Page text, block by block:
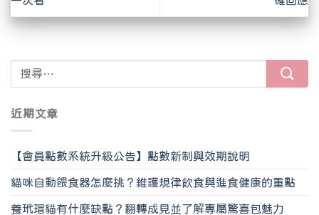
近期文章
【會員點數系統升級公告】點數新制與效期說明
貓咪自動餵食器怎麼挑？維護規律飲食與進食健康的重點
養玳瑁貓有什麼缺點？翻轉成見並了解專屬驚喜包魅力